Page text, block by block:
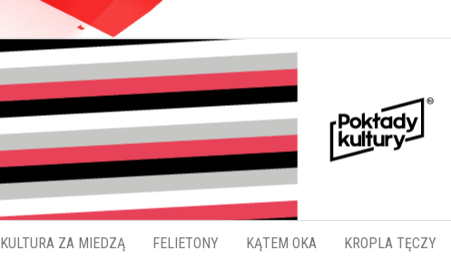
Pokładykultury.eu
KULTURA ZA MIEDZĄ FELIETONY KĄTEM OKA KROPLA TĘCZY